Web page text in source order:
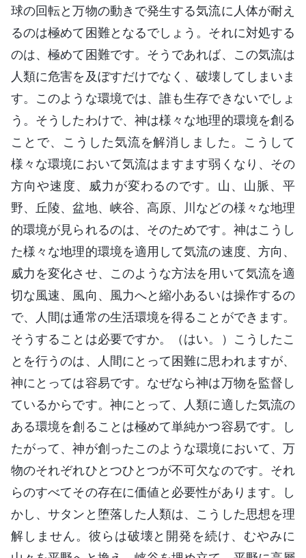
球の回転と万物の動きで発生する気流に人体が耐え
るのは極めて困難となるでしょう。それに対処する
のは、極めて困難です。そうであれば、この気流は
人類に危害を及ぼすだけでなく、破壊してしまいま
す。このような環境では、誰も生存できないでしょ
う。そうしたわけで、神は様々な地理的環境を創る
ことで、こうした気流を解消しました。こうして
様々な環境において気流はますます弱くなり、その
方向や速度、威力が変わるのです。山、山脈、平
野、丘陵、盆地、峡谷、高原、川などの様々な地理
的環境が見られるのは、そのためです。神はこうし
た様々な地理的環境を適用して気流の速度、方向、
威力を変化させ、このような方法を用いて気流を適
切な風速、風向、風力へと縮小あるいは操作するの
で、人間は通常の生活環境を得ることができます。
そうすることは必要ですか。（はい。）こうしたこ
とを行うのは、人間にとって困難に思われますが、
神にとっては容易です。なぜなら神は万物を監督し
ているからです。神にとって、人類に適した気流の
ある環境を創ることは極めて単純かつ容易です。し
たがって、神が創ったこのような環境において、万
物のそれぞれひとつひとつが不可欠なのです。それ
らのすべてその存在に価値と必要性があります。し
かし、サタンと堕落した人類は、こうした思想を理
解しません。彼らは破壊と開発を続け、むやみに